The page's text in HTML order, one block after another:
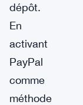
dépôt.
En
activant
PayPal
comme
méthode